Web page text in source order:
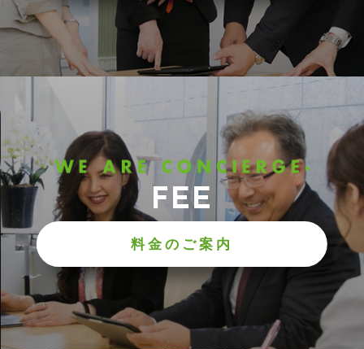
FEE
料金のご案内